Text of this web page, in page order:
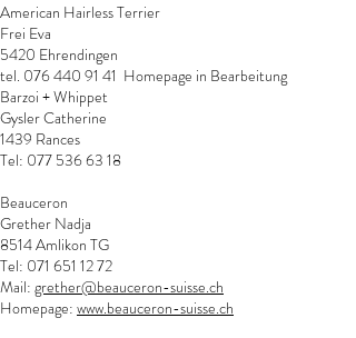
American Hairless Terrier
Frei Eva
5420 Ehrendingen
tel. 076 440 91 41 Homepage in Bearbeitung
Barzoi + Whippet
Gysler Catherine
1439 Rances
Tel: 077 536 63 18
Beauceron
Grether Nadja
8514 Amlikon TG
Tel: 071 651 12 72
Mail: grether@beauceron-suisse.ch
Homepage: www.beauceron-suisse.ch